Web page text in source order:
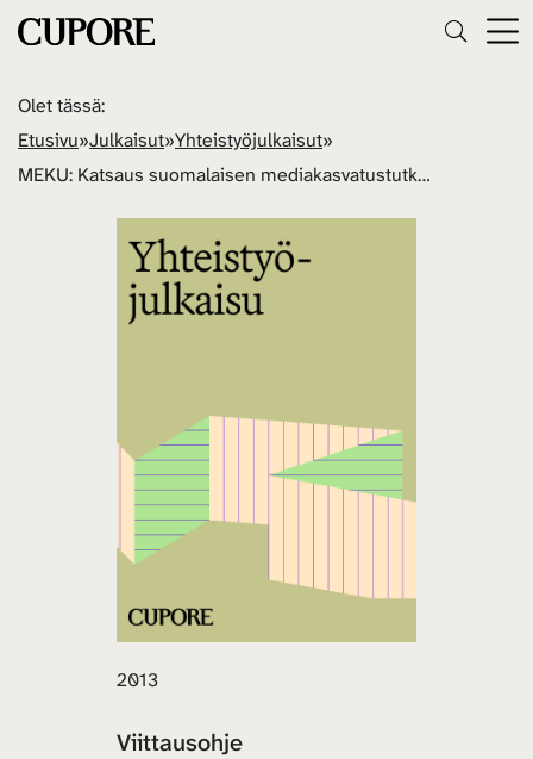
Olet tässä:
Etusivu»Julkaisut»Yhteistyöjulkaisut»
MEKU: Katsaus suomalaisen mediakasvatustutkimuksen kenttään. Selvitys kotimaisesta mediakasvatukseen liittyvästä tutkimuksesta erityisesti opinnäytteiden ja journaaliartikkeleiden osalta pääosin vuosien 2007 – 2012 ajalta.
2013
Viittausohje